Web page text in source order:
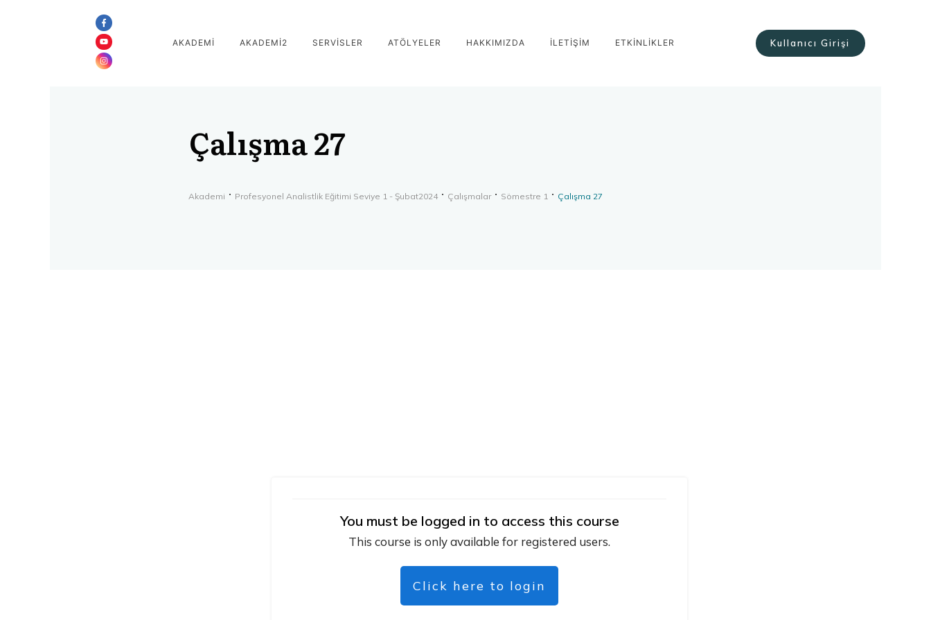
AKADEMİ AKADEMİ2 SERVİSLER ATÖLYELER HAKKIMIZDA İLETİŞİM ETKİNLİKLER Kullanıcı Girişi
Çalışma 27
Akademi Profesyonel Analistlik Eğitimi Seviye 1 - Şubat2024 Çalışmalar Sömestre 1 Çalışma 27
You must be logged in to access this course
This course is only available for registered users.
Click here to login